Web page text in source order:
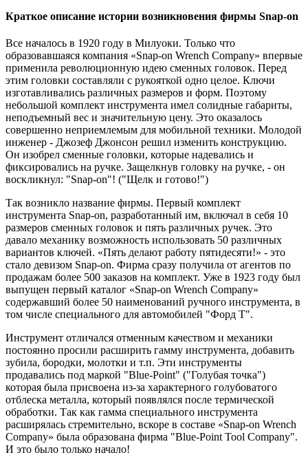
Краткое описание истории возникновения фирмы Snap-on
Все началось в 1920 году в Милуоки. Только что
образовавшаяся компания «Snap-on Wrench Company» впервые
применила революционную идею сменных головок. Перед
этим головки составляли с рукояткой одно целое. Ключи
изготавливались различных размеров и форм. Поэтому
небольшой комплект инструмента имел солидные габариты,
неподъемный вес и значительную цену. Это оказалось
совершенно неприемлемым для мобильной техники. Молодой
инженер - Джозеф Джонсон решил изменить конструкцию.
Он изобрел сменные головки, которые надевались и
фиксировались на ручке. Защелкнув головку на ручке, - он
воскликнул: "Snap-on"! ("Щелк и готово!")
Так возникло название фирмы. Первый комплект
инструмента Snap-on, разработанный им, включал в себя 10
размеров сменных головок и пять различных ручек. Это
давало механику возможность использовать 50 различных
вариантов ключей. «Пять делают работу пятидесяти!» - это
стало девизом Snap-on. Фирма сразу получила от агентов по
продажам более 500 заказов на комплект. Уже в 1923 году был
выпущен первый каталог «Snap-on Wrench Company»
содержавший более 50 наименований ручного инструмента, в
том числе специального для автомобилей "Форд Т".
Инструмент отличался отменным качеством и механики
постоянно просили расширить гамму инструмента, добавить
зубила, бородки, молотки и т.п. Эти инструменты
продавались под маркой "Blue-Point" ("Голубая точка")
которая была присвоена из-за характерного голубоватого
отблеска металла, который появлялся после термической
обработки. Так как гамма специального инструмента
расширялась стремительно, вскоре в составе «Snap-on Wrench
Company» была образована фирма "Blue-Point Tool Company".
И это было только начало!